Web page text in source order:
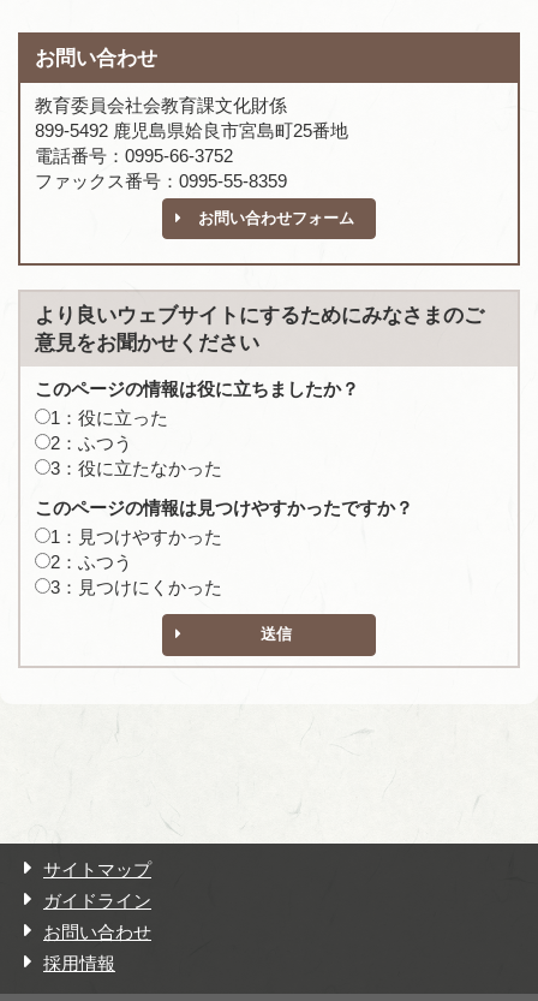
お問い合わせ
教育委員会社会教育課文化財係
899-5492 鹿児島県姶良市宮島町25番地
電話番号：0995-66-3752
ファックス番号：0995-55-8359
お問い合わせフォーム
より良いウェブサイトにするためにみなさまのご
意見をお聞かせください
このページの情報は役に立ちましたか？
1：役に立った
2：ふつう
3：役に立たなかった
このページの情報は見つけやすかったですか？
1：見つけやすかった
2：ふつう
3：見つけにくかった
送信
サイトマップ
ガイドライン
お問い合わせ
採用情報